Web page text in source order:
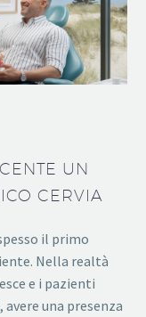
UN
CERVIA
il primo
Nella realtà
e i pazienti
una presenza